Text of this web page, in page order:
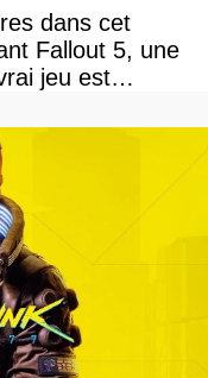
dans cet
Fallout 5, une
jeu est